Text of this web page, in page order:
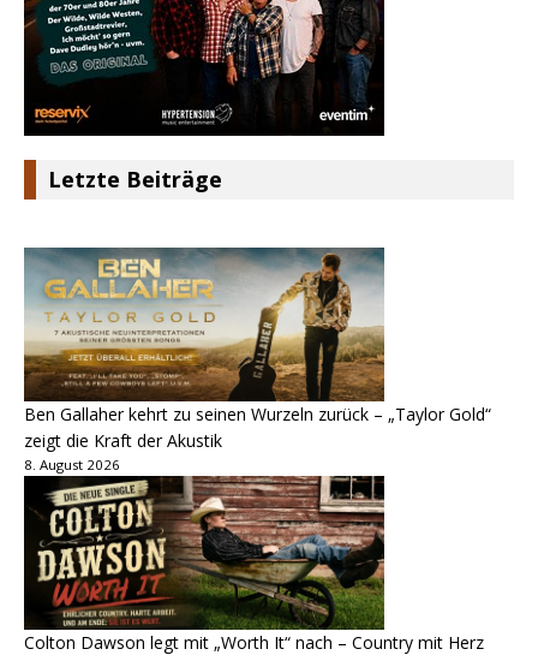
Letzte Beiträge
Ben Gallaher kehrt zu seinen Wurzeln zurück – „Taylor Gold“
zeigt die Kraft der Akustik
8. August 2026
Colton Dawson legt mit „Worth It“ nach – Country mit Herz